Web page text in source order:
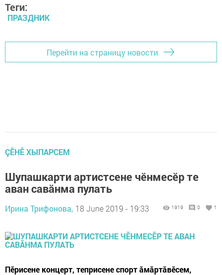
Теги:
ПРАЗДНИК
Перейти на страницу новости
ÇӖНӖ ХЫПАРСЕМ
Шупашкарти артистсене чӗнмесӗр те
аван савăнма пулать
Ирина Трифонова, 18 June 2019 - 19:33 1919 0 1
Пӗрисене концерт, теприсене спорт ăмăртăвӗсем,